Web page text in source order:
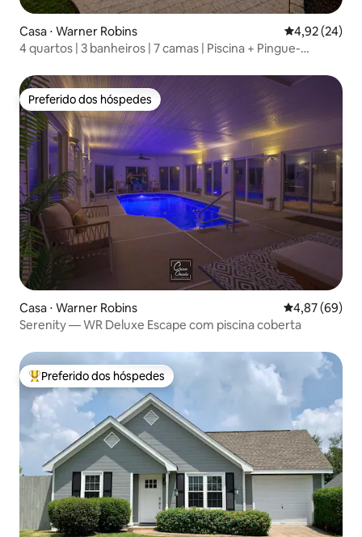
Casa ⋅ Warner Robins 4,92 de uma
4,92 (24)
4 quartos | 3 banheiros | 7 camas | Piscina + Pingue-
Preferido dos hóspedes
Preferido dos hóspedes
Casa ⋅ Warner Robins 4,87 de uma
4,87 (69)
Serenity — WR Deluxe Escape com piscina coberta
Entre os melhores preferidos dos hóspedes
Preferido dos hóspedes